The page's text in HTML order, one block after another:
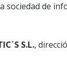
de
S.L.,